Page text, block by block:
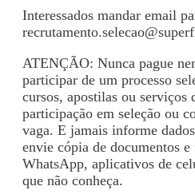
Interessados mandar email
ATENÇÃO: Nunca pague
participar de um processo
cursos, apostilas ou serviços
participação em seleção ou
vaga. E jamais informe
envie cópia de documentos
WhatsApp, aplicativos de
que não conheça.